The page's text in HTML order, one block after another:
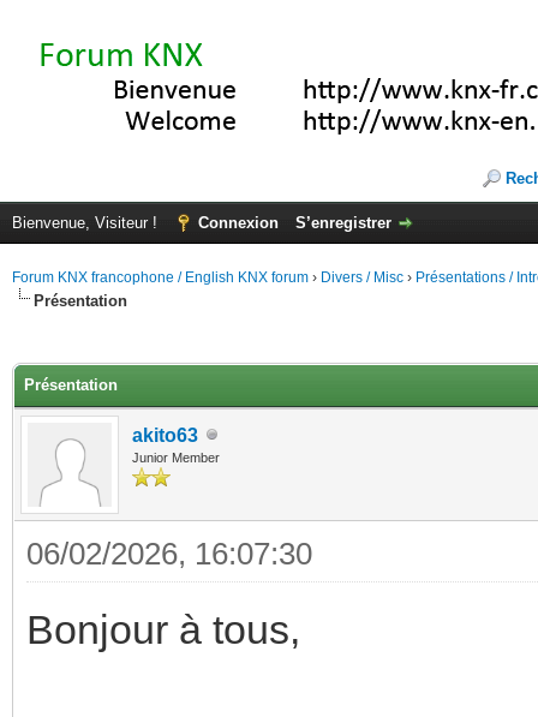
Bienvenue, Visiteur ! Connexion S’enregistrer
Forum KNX francophone / English KNX forum › Divers / Misc › Présentations /
Présentation
Présentation
akito63
Junior Member
06/02/2026, 16:07:30
Bonjour à tous,